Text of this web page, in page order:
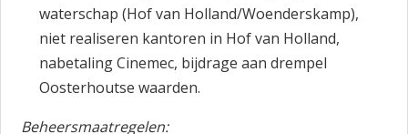
waterschap (Hof van Holland/Woenderskamp),
niet realiseren kantoren in Hof van Holland,
nabetaling Cinemec, bijdrage aan drempel
Oosterhoutse waarden.
Beheersmaatregelen: